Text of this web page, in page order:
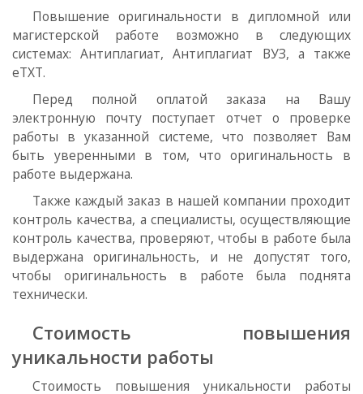
Повышение оригинальности в дипломной или
магистерской работе возможно в следующих
системах: Антиплагиат, Антиплагиат ВУЗ, а также
eTXT.
Перед полной оплатой заказа на Вашу
электронную почту поступает отчет о проверке
работы в указанной системе, что позволяет Вам
быть уверенными в том, что оригинальность в
работе выдержана.
Также каждый заказ в нашей компании проходит
контроль качества, а специалисты, осуществляющие
контроль качества, проверяют, чтобы в работе была
выдержана оригинальность, и не допустят того,
чтобы оригинальность в работе была поднята
технически.
Стоимость повышения
уникальности работы
Стоимость повышения уникальности работы